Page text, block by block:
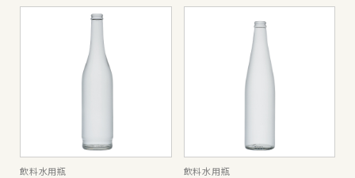
飲料水用瓶 飲料水用瓶